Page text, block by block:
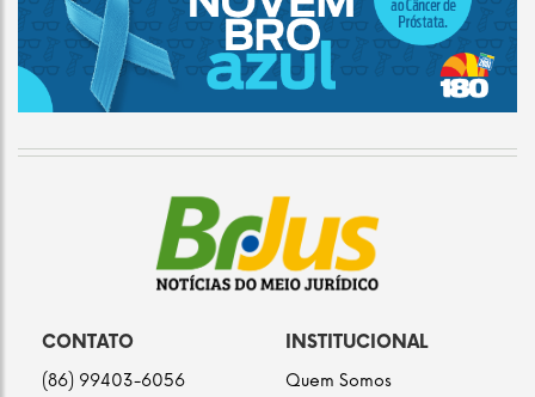
CONTATO
(86) 99403-6056
INSTITUCIONAL
Quem Somos